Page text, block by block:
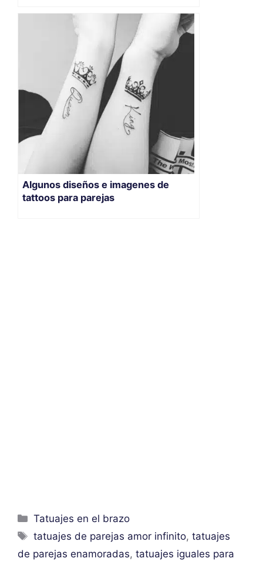
Algunos diseños e imagenes de
tattoos para parejas
Categorías
Tatuajes en el brazo
Etiquetas
tatuajes de parejas amor infinito,tatuajes
de parejas enamoradas, tatuajes iguales para